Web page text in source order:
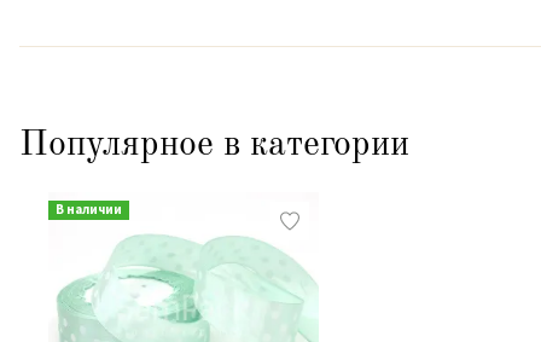
Популярное в категории
В наличии